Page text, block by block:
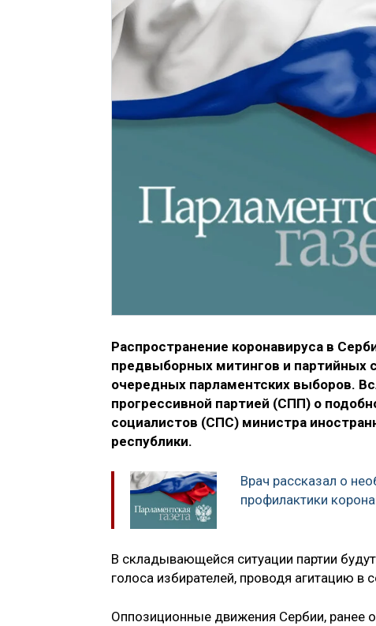
Распространение коронавируса в
предвыборных митингов и партийных
очередных парламентских выборов.
прогрессивной партией (СПП) о
социалистов (СПС) министра
республики.
Врач рассказал о
профилактики
В складывающейся ситуации партии
голоса избирателей, проводя агитацию в
Оппозиционные движения Сербии, ранее